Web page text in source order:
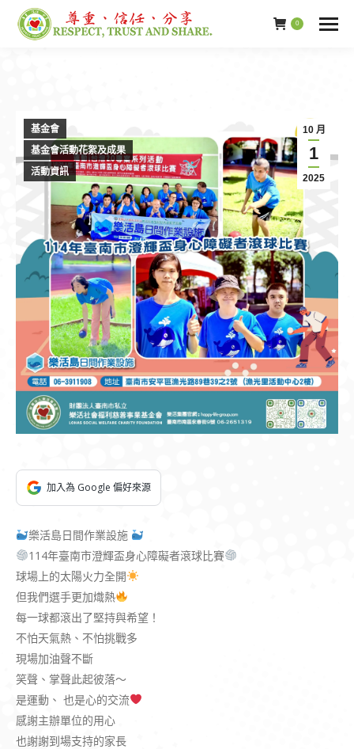
0
10 月
1
2025
基金會
基金會活動花絮及成果
活動資訊
加入為 Google 偏好來源
樂活島日間作業設施
114年臺南市澄輝盃身心障礙者滾球比賽
球場上的太陽火力全開
但我們選手更加熾熱
每一球都滾出了堅持與希望！
不怕天氣熱、不怕挑戰多
現場加油聲不斷
笑聲、掌聲此起彼落～
是運動、 也是心的交流
感謝主辦單位的用心
也謝謝到場支持的家長